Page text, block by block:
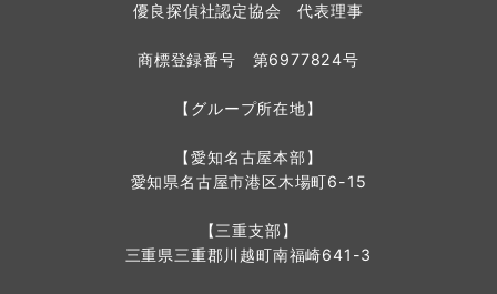
優良探偵社認定協会 代表理事
商標登録番号 第6977824号
【グループ所在地】
【愛知名古屋本部】
愛知県名古屋市港区木場町6-15
【三重支部】
三重県三重郡川越町南福崎641-3